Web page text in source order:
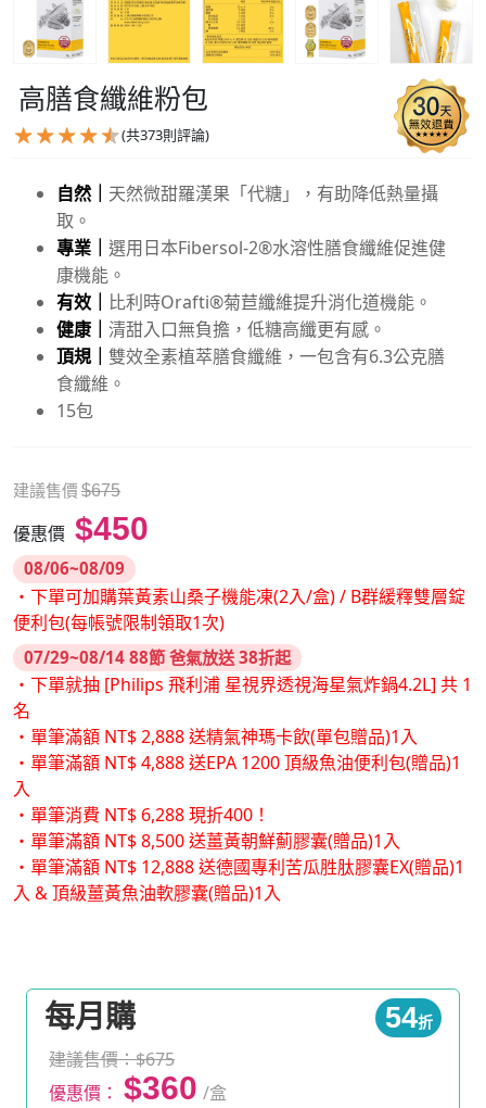
高膳食纖維粉包
(共373則評論)
自然｜ 天然微甜羅漢果「代糖」，有助降低熱量攝
取。
專業｜ 選用日本Fibersol-2®水溶性膳食纖維促進健
康機能。
有效｜ 比利時Orafti®菊苣纖維提升消化道機能。
健康｜ 清甜入口無負擔，低糖高纖更有感。
頂規｜ 雙效全素植萃膳食纖維，一包含有6.3公克膳
食纖維。
15包
建議售價 $675
優惠價 $450
08/06~08/09
・下單可加購葉黃素山桑子機能凍(2入/盒) / B群緩釋雙層錠
便利包(每帳號限制領取1次)
07/29~08/14 88節 爸氣放送 38折起
・下單就抽 [Philips 飛利浦 星視界透視海星氣炸鍋4.2L] 共 1
名
・單筆滿額 NT$ 2,888 送精氣神瑪卡飲(單包贈品)1入
・單筆滿額 NT$ 4,888 送EPA 1200 頂級魚油便利包(贈品)1
入
・單筆消費 NT$ 6,288 現折400！
・單筆滿額 NT$ 8,500 送薑黃朝鮮薊膠囊(贈品)1入
・單筆滿額 NT$ 12,888 送德國專利苦瓜胜肽膠囊EX(贈品)1
入 & 頂級薑黃魚油軟膠囊(贈品)1入
每月購 54折
建議售價：$675
優惠價： $360 /盒